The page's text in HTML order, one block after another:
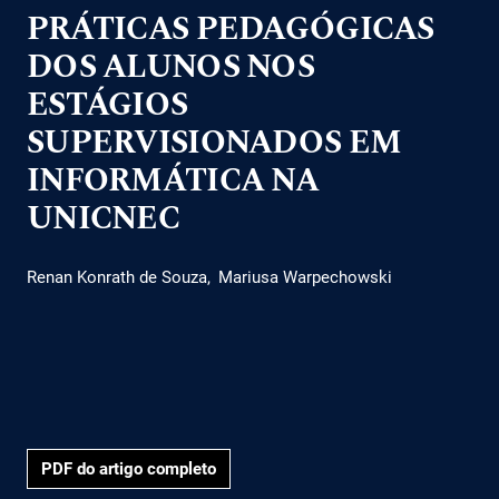
PRÁTICAS PEDAGÓGICAS
DOS ALUNOS NOS
ESTÁGIOS
SUPERVISIONADOS EM
INFORMÁTICA NA
UNICNEC
Renan Konrath de Souza Mariusa Warpechowski
PDF do artigo completo